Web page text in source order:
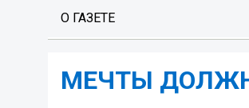
О ГАЗЕТЕ
МЕЧТЫ